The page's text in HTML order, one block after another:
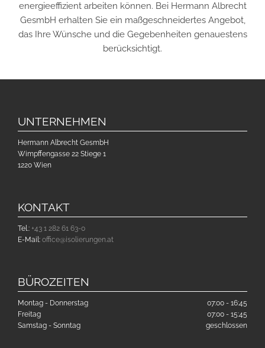
energieeffizient arbeiten können. Bei Hermann Albrecht
GesmbH erhalten Sie ein maßgeschneidertes Angebot,
das Ihre Wünsche und die Gegebenheiten genauestens
berücksichtigt.
UNTERNEHMEN
Hermann Albrecht GesmbH
Wimpffengasse 22 Stiege 1
1220 Wien
KONTAKT
Tel.: +43 1 282 61 63-0
E-Mail: office@isolierungen.at
BÜROZEITEN
Montag - Donnerstag
07:00 - 16:45
Freitag
07:00 - 15:45
Samstag - Sonntag
geschlossen